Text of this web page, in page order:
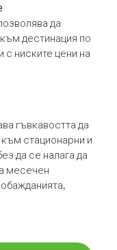
да
дестинация по
ниските цени на
гъвкавостта да
стационарни и
да се налага да
месечен